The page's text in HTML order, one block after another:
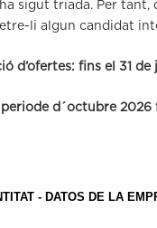
sigut triada. Per tant,
li algun candidat
d’ofertes: fins el 31
d´octubre 2026
- DATOS DE LA